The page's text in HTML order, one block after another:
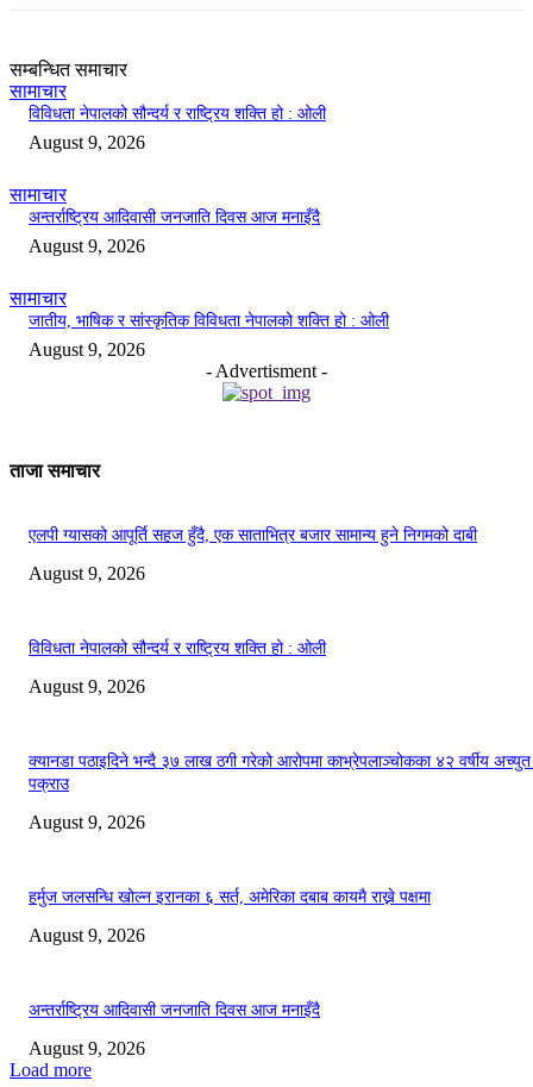
सम्बन्धित समाचार
सामाचार
विविधता नेपालको सौन्दर्य र राष्ट्रिय शक्ति हो : ओली
August 9, 2026
सामाचार
अन्तर्राष्ट्रिय आदिवासी जनजाति दिवस आज मनाइँदै
August 9, 2026
सामाचार
जातीय, भाषिक र सांस्कृतिक विविधता नेपालको शक्ति हो : ओली
August 9, 2026
- Advertisment -
ताजा समाचार
एलपी ग्यासको आपूर्ति सहज हुँदै, एक साताभित्र बजार सामान्य हुने निगमको दाबी
August 9, 2026
विविधता नेपालको सौन्दर्य र राष्ट्रिय शक्ति हो : ओली
August 9, 2026
क्यानडा पठाइदिने भन्दै ३७ लाख ठगी गरेको आरोपमा काभ्रेपलाञ्चोकका ४२ वर्षीय
पक्राउ
August 9, 2026
हर्मुज जलसन्धि खोल्न इरानका ६ सर्त, अमेरिका दबाब कायमै राख्ने पक्षमा
August 9, 2026
अन्तर्राष्ट्रिय आदिवासी जनजाति दिवस आज मनाइँदै
August 9, 2026
Load more